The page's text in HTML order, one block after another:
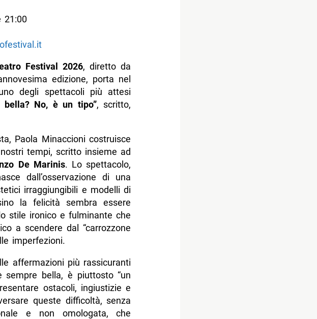
21:00
Festival 2026, diretto da
edizione, porta nel
degli spettacoli più attesi
bella? No, è un tipo”, scritto,
Paola Minaccioni costruisce
tempi, scritto insieme ad
De Marinis. Lo spettacolo,
dall’osservazione di una
irraggiungibili e modelli di
la felicità sembra essere
stile ironico e fulminante che
a scendere dal “carrozzone
imperfezioni.
affermazioni più rassicuranti
bella, è piuttosto “un
ostacoli, ingiustizie e
queste difficoltà, senza
e non omologata, che